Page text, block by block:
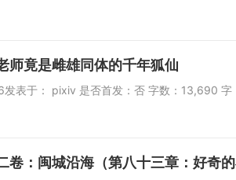
师竟是雌雄同体的千年狐仙
发表于： pixiv 是否首发：否 字数：13,690
卷：闽城沿海（第八十三章：好奇的